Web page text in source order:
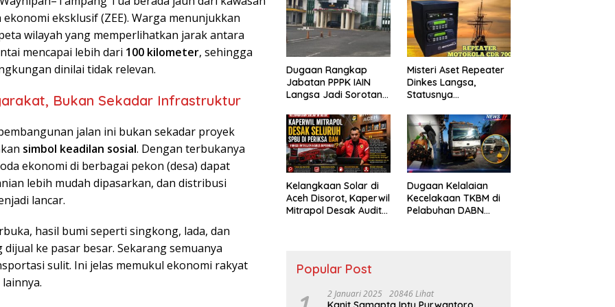
eksklusif (ZEE). Warga menunjukkan
wilayah yang memperlihatkan jarak antara
mencapai lebih dari 100 kilometer, sehingga
dinilai tidak relevan.
Bukan Sekadar Infrastruktur
jalan ini bukan sekadar proyek
simbol keadilan sosial. Dengan terbukanya
ekonomi di berbagai pekon (desa) dapat
lebih mudah dipasarkan, dan distribusi
lancar.
hasil bumi seperti singkong, lada, dan
ke pasar besar. Sekarang semuanya
sulit. Ini jelas memukul ekonomi rakyat
Bungkam
43/2021, Praktisi
Hukum dan Pegiat
Kontrol Sosial Desak
APH Usut Tuntas.
Dugaan Rangkap
Jabatan PPPK IAIN
Langsa Jadi Sorotan,
Sikap Pihak Kampus
Misteri Aset Repeater
Dinkes Langsa,
Statusnya
Pergantian Pejabat
Kelangkaan Solar di
Aceh Disorot, Kaperwil
Mitrapol Desak Audit
Dugaan Kelalaian
Kecelakaan TKBM di
Pelabuhan DABN
Popular Post
2 Januari 2025 20846 Lihat